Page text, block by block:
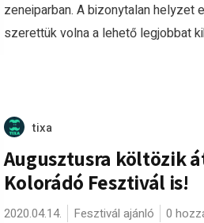
zeneiparban. A bizonytalan helyzet
szerettük volna a lehető legjobbat
tixa
Augusztusra költözik
Kolorádó Fesztivál is!
2020.04.14. Fesztivál ajánló 0